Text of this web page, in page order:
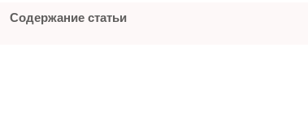
Содержание статьи